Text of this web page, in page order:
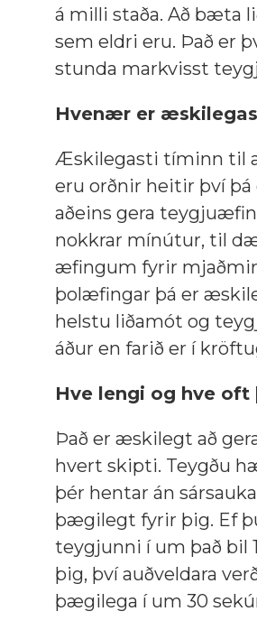
á milli staða. Að bæta
sem eldri eru. Það er
stunda markvisst
Hvenær er
Æskilegasti tíminn til
eru orðnir heitir því
aðeins gera
nokkrar mínútur, til
æfingum fyrir
þolæfingar þá er
helstu liðamót og
áður en farið er í
Hve lengi og hve oft
Það er æskilegt að
hvert skipti. Teygðu
þér hentar án
þægilegt fyrir þig. Ef
teygjunni í um það bil
þig, því auðveldara
þægilega í um 30